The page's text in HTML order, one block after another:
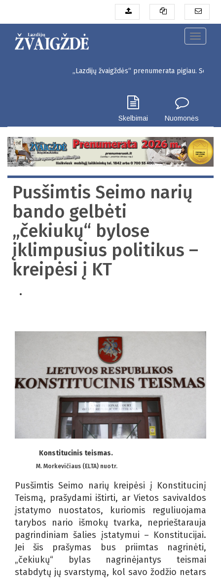
pagrindinį
Toggle
„Lazdijų žvaigždės“ prenumerata pigiau. Seinų g. 3,
Skelbimai Nuomonės
Pusšimtis Seimo narių
bando gelbėti
„čekiukų“ bylose
įklimpusius politikus –
kreipėsi į KT
Konstitucinis teismas.
M. Morkevičiaus (ELTA) nuotr.
Pusšimtis Seimo narių kreipėsi į Konstitucinį
Teismą, prašydami ištirti, ar Vietos savivaldos
įstatymo nuostatos, kuriomis reguliuojama
tarybos nario išmokų tvarka, neprieštarauja
pagrindiniam šalies įstatymui – Konstitucijai.
Jei šis prašymas bus priimtas nagrinėti,
„čekiukų“ bylas nagrinėjantys teismai
stabdytų jų svarstymą, kol savo žodžio netars